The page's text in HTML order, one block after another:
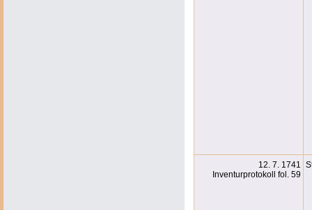
12. 7. 1741
Inventurprotokoll fol. 59